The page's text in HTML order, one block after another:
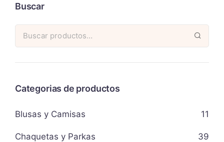
Buscar
Categorias de productos
Blusas y Camisas 11
Chaquetas y Parkas 39